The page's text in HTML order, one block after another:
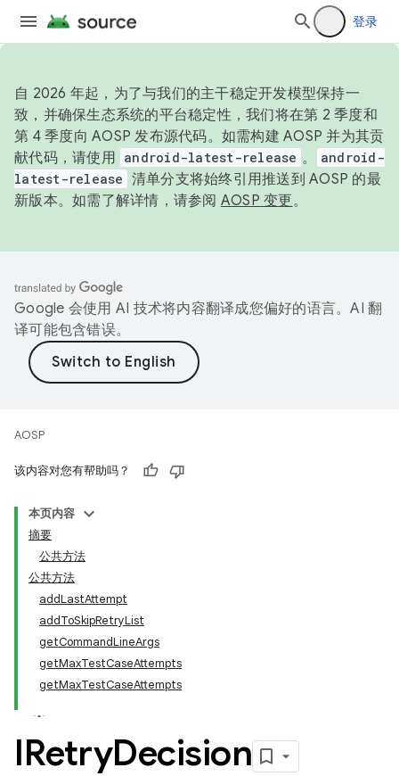
登录
自 2026 年起，为了与我们的主干稳定开发模型保持一
致，并确保生态系统的平台稳定性，我们将在第 2 季度和
第 4 季度向 AOSP 发布源代码。如需构建 AOSP 并为其贡
献代码，请使用 android-latest-release 。
android-
latest-release 清单分支将始终引用推送到 AOSP 的最
新版本。如需了解详情，请参阅 AOSP 变更。
Google 会使用 AI 技术将内容翻译成您偏好的语言。AI 翻
译可能包含错误。
AOSP
该内容对您有帮助吗？
本页内容
摘要
公共方法
公共方法
addLastAttempt
addToSkipRetryList
getCommandLineArgs
getMaxTestCaseAttempts
getMaxTestCaseAttempts
IRetryDecision